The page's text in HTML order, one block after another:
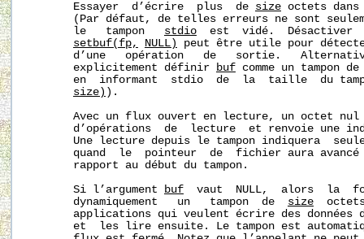
       Essayer  d’écrire  plus  de
size octets
(Par défaut, de telles erreurs ne sont
       le   tampon
stdio
est  vidé.  Désactiver
setbuf(fp,
NULL)
peut être utile pour
d’une   opération   de   sortie.
       explicitement définir
buf comme un tampon
en  informant  stdio  de  la  taille  du
size) ).
Avec un flux ouvert en lecture, un octet
d’opérations  de  lecture  et renvoie une
Une lecture depuis le tampon indiquera
quand  le  pointeur  de  fichier aura
       rapport au début du tampon.
       Si l’argument
buf
vaut  NULL,  alors  la
       dynamiquement   un   tampon  de
size
applications qui veulent écrire des données
et  les lire ensuite. Le tampon est